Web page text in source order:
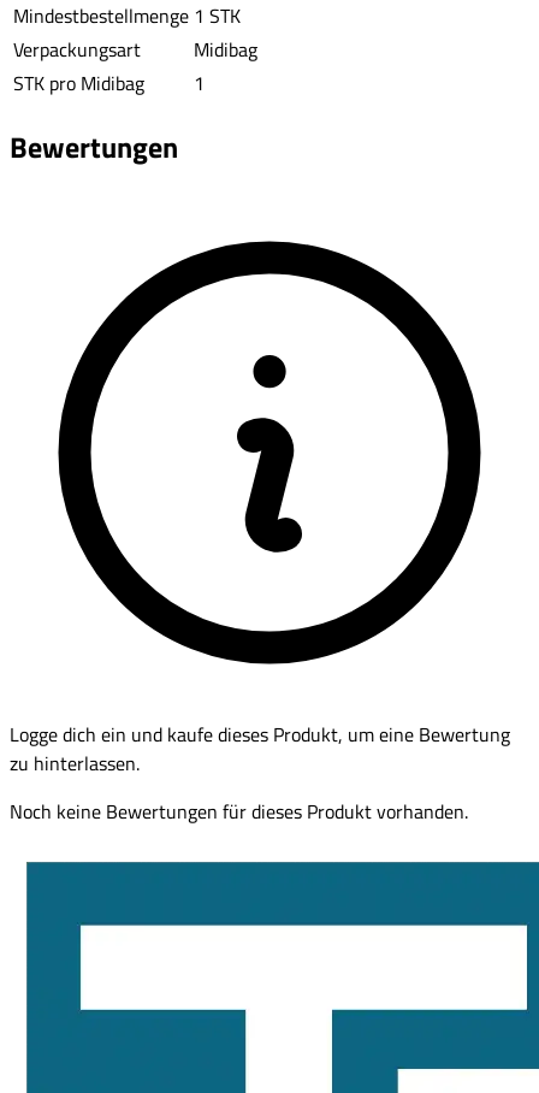
Mindestbestellmenge 1 STK
Verpackungsart
Midibag
STK pro Midibag
1
Bewertungen
Logge dich ein und kaufe dieses Produkt, um eine Bewertung
zu hinterlassen.
Noch keine Bewertungen für dieses Produkt vorhanden.